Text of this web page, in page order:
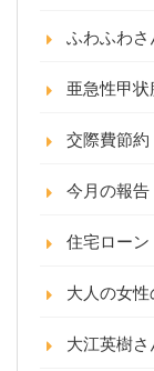
ふわふわさ
亜急性甲
交際費節約
今月の報告
住宅ローン
大人の女
大江英樹さ